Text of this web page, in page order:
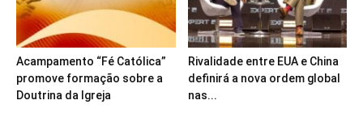
Acampamento “Fé Católica”
promove formação sobre a
Doutrina da Igreja
Rivalidade entre EUA e China
definirá a nova ordem global
nas...